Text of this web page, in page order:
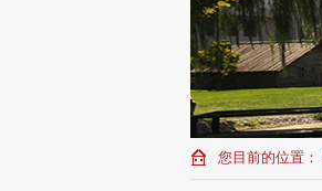
您目前的位置：